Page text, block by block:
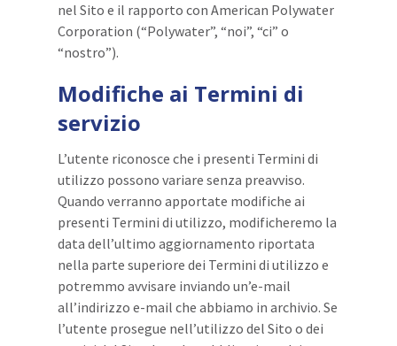
nel Sito e il rapporto con American Polywater
Corporation (“Polywater”, “noi”, “ci” o
“nostro”).
Modifiche ai Termini di
servizio
L’utente riconosce che i presenti Termini di
utilizzo possono variare senza preavviso.
Quando verranno apportate modifiche ai
presenti Termini di utilizzo, modificheremo la
data dell’ultimo aggiornamento riportata
nella parte superiore dei Termini di utilizzo e
potremmo avvisare inviando un’e-mail
all’indirizzo e-mail che abbiamo in archivio. Se
l’utente prosegue nell’utilizzo del Sito o dei